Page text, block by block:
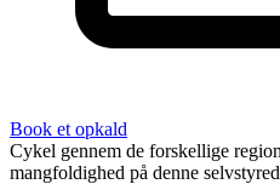
Book et opkald
Cykel gennem de forskellige
mangfoldighed på denne